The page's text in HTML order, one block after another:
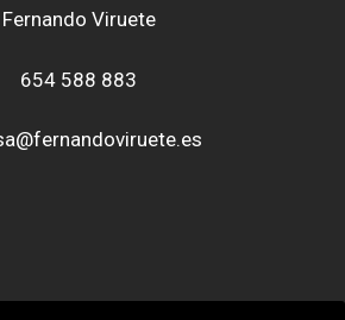
Fernando Viruete
654 588 883